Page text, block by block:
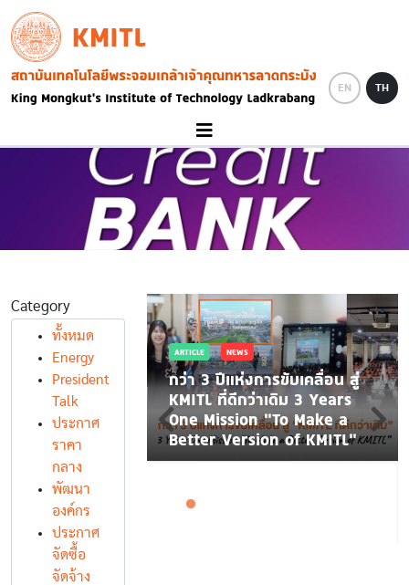
Skip to main content
KMITL
Image
EN TH
Category
ทั้งหมด
Energy
President
Talk
ประกาศ
ราคา
กลาง
พัฒนา
องค์กร
ประกาศ
จัดซื้อ
จัดจ้าง
อจัดจ้าง
าศผู้ได้รับการคัดเลือก
นะจัดซื้อครุภัณฑ์
ายการ เครื่อง
คโนโลยีควอนตัม
ง จำนวน 1
ARTICLE NEWS
กว่า 3 ปีแห่งการขับเคลื่อน สู่
KMITL ที่ดีกว่าเดิม 3 Years
One Mission “To Make a
Better Version of KMITL”